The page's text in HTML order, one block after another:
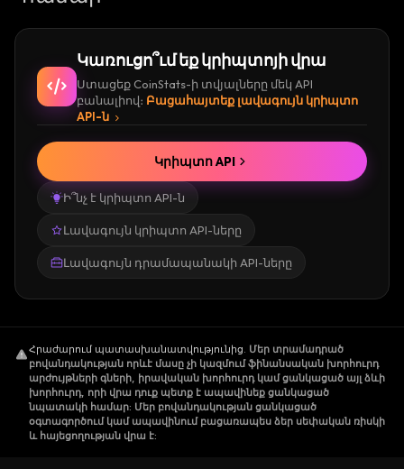
Կառուցո՞ւմ եք կրիպտոյի վրա
Ստացեք CoinStats-ի տվյալները մեկ API
բանալիով։ Բացահայտեք լավագույն կրիպտո
API-ն
Ի՞նչ է կրիպտո API-ն
Լավագույն կրիպտո API-ները
Լավագույն դրամապանակի API-ները
Կրիպտո API
Հրաժարում պատասխանատվությունից. Մեր տրամադրած
բովանդակության որևէ մասը չի կազմում ֆինանսական խորհուրդ
արժույթների գների, իրավական խորհուրդ կամ ցանկացած այլ ձևի
խորհուրդ, որի վրա դուք պետք է ապավինեք ցանկացած
նպատակի համար: Մեր բովանդակության ցանկացած
օգտագործում կամ ապավինում բացառապես ձեր սեփական ռիսկի
և հայեցողության վրա է: